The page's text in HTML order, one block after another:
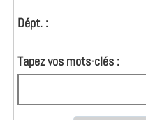
Dépt. :
Tapez vos mots-clés :